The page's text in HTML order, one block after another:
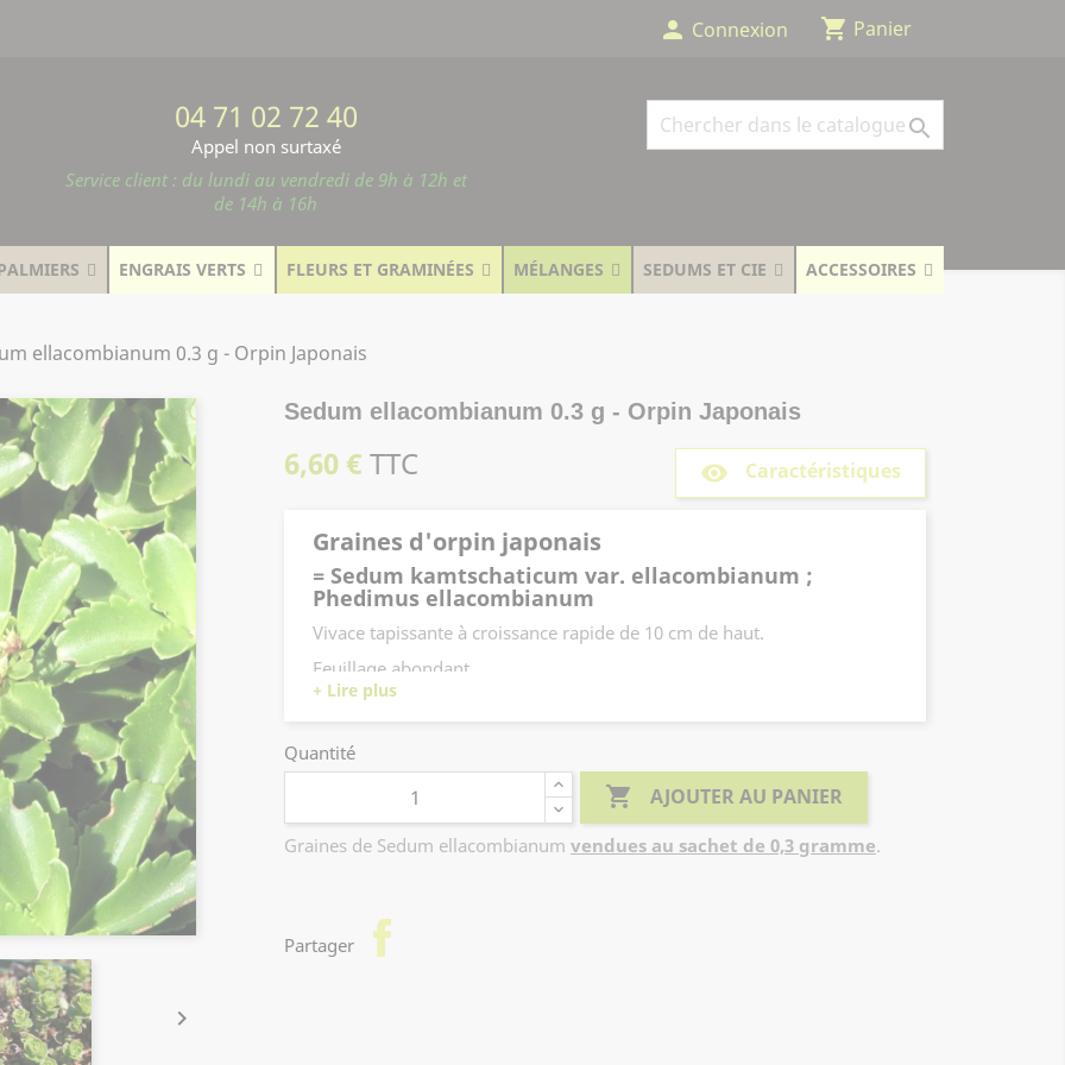
person Connexion shopping_cart Panier
04 71 02 72 40
Appel non surtaxé
Service client : du lundi au vendredi de 9h à 12h et
de 14h à 16h

ENGRAIS VERTS FLEURS ET GRAMINÉES MÉLANGES SEDUMS ET CIE ACCESSOIRES
ellacombianum 0.3 g - Orpin Japonais

Sedum ellacombianum 0.3 g - Orpin Japonais
6,60 €TTC remove_red_eye Caractéristiques
Graines d'orpin japonais
= Sedum kamtschaticum var. ellacombianum ;
Phedimus ellacombianum
Vivace tapissante à croissance rapide de 10 cm de haut.
Feuillage abondant.
Floraison jaune pâle de juin à août.
Utilisation : couvre-sol, végétalisation de toitures
Quantité
 AJOUTER AU PANIER
Graines de Sedum ellacombianum vendues au sachet de 0,3 gramme.
Partager facebook